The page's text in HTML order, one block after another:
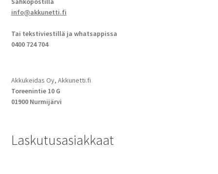
info@akkunetti.fi
Tai tekstiviestillä ja whatsappissa
0400 724 704
Akkukeidas Oy, Akkunetti.fi
Toreenintie 10 G
01900 Nurmijärvi
Laskutusasiakkaat